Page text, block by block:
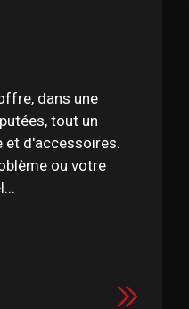
dans une
tout un
et d'accessoires.
ou votre